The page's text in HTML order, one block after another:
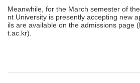
Meanwhile, for the March semester of
nt University is presently accepting new
ils are available on the admissions page
t.ac.kr).